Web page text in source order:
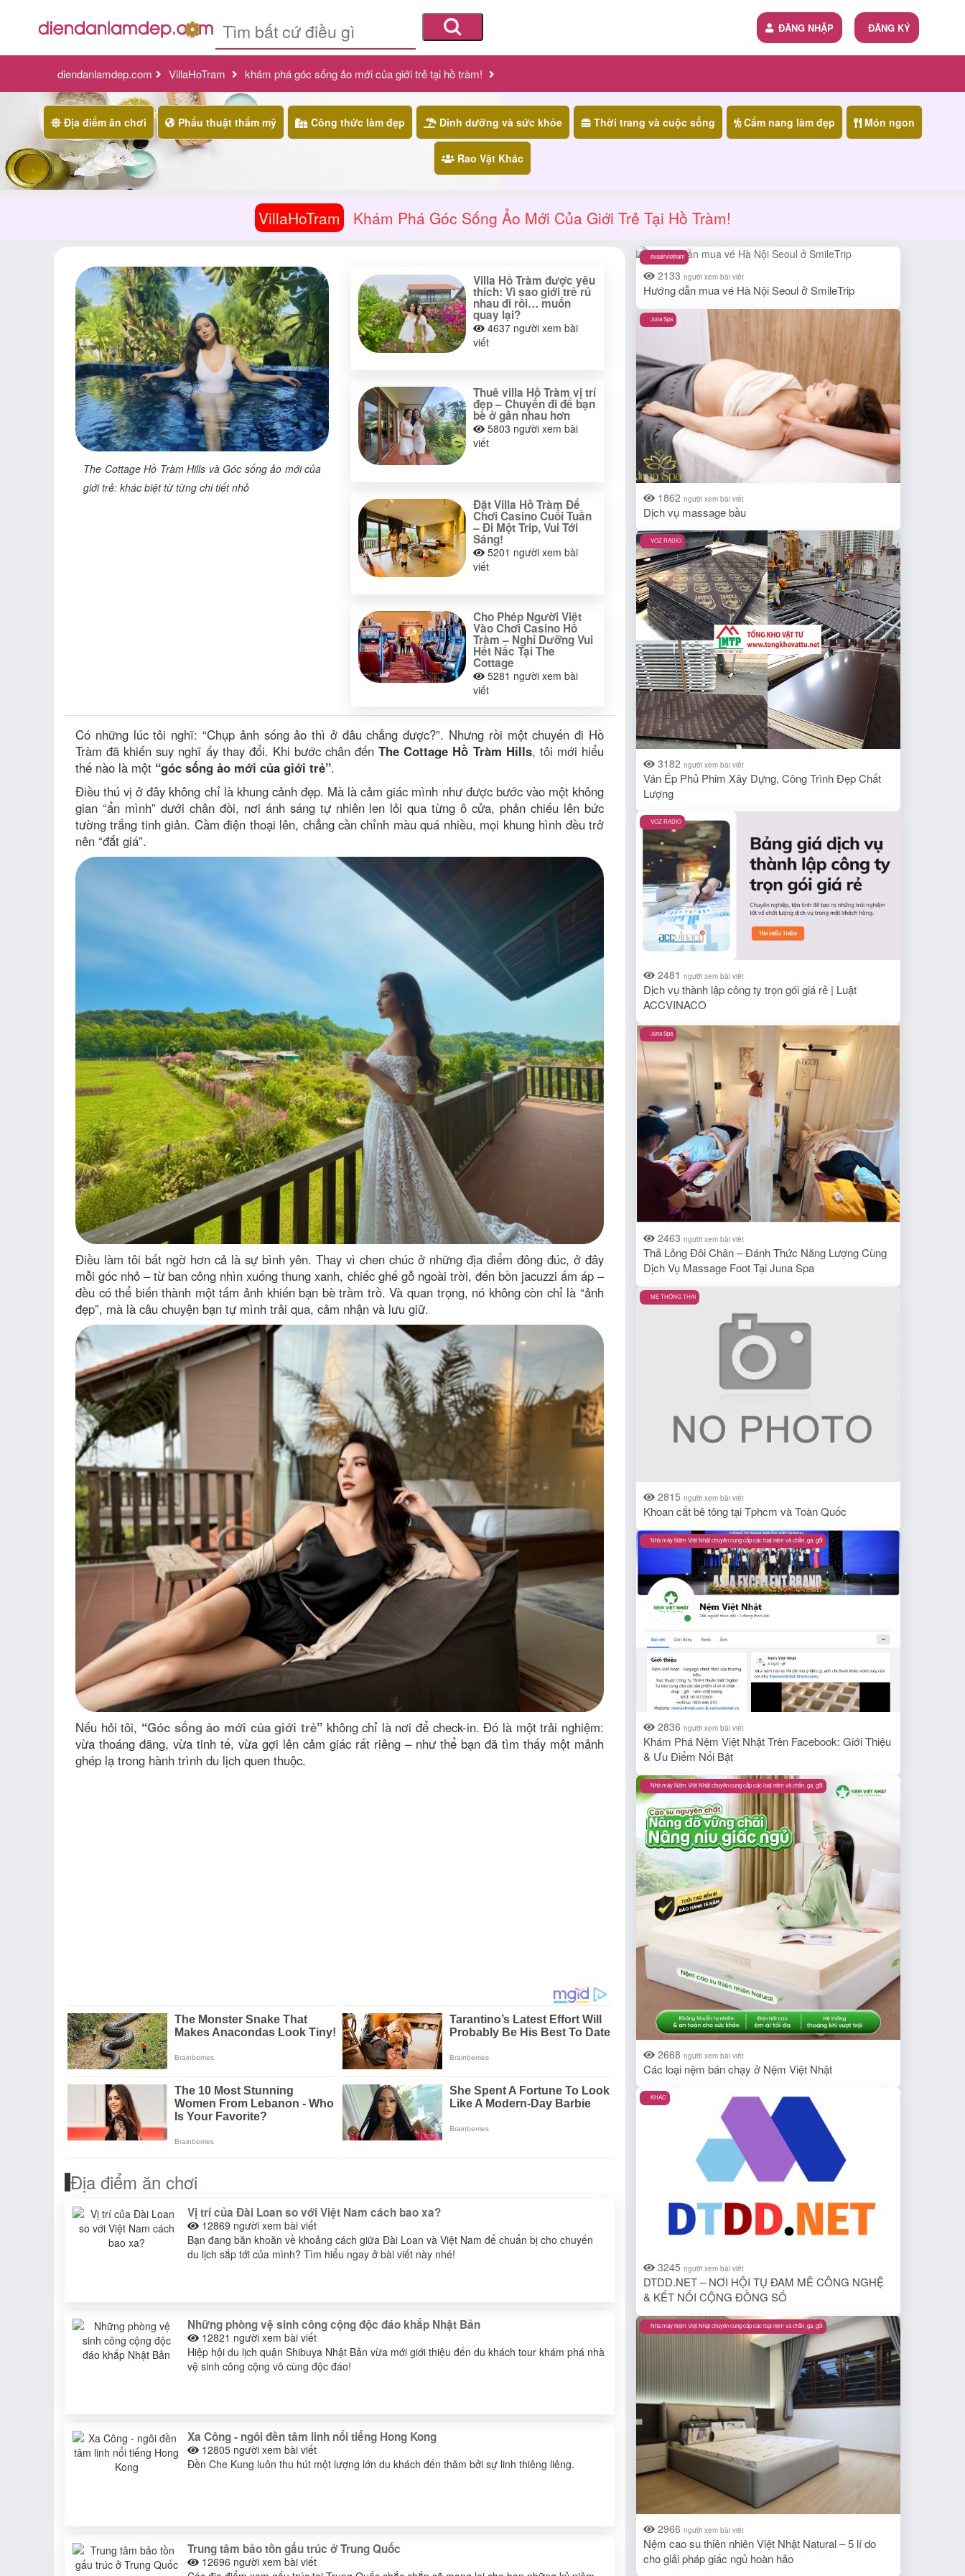
ĐĂNG KÝ
ĐĂNG NHẬP
diendanlamdep.com VillaHoTram khám phá góc sống ảo mới của giới trẻ tại hồ tràm!
Địa điểm ăn chơi Phẩu thuật thẩm mỹ Công thức làm đẹp Dinh dưỡng và sức khỏe Thời trang và cuộc sống Cẩm nang làm đẹp Món ngon
Rao Vặt Khác
VillaHoTram Khám Phá Góc Sống Ảo Mới Của Giới Trẻ Tại Hồ Tràm!
The Cottage Hồ Tràm Hills và Góc sống ảo mới của
giới trẻ: khác biệt từ từng chi tiết nhỏ
Villa Hồ Tràm được yêu
thích: Vì sao giới trẻ rủ
nhau đi rồi… muốn
quay lại?
4637 người xem bài
viết
Thuê villa Hồ Tràm vị trí
đẹp – Chuyến đi để bạn
bè ở gần nhau hơn
5803 người xem bài
viết
Đặt Villa Hồ Tràm Để
Chơi Casino Cuối Tuần
– Đi Một Trip, Vui Tới
Sáng!
5201 người xem bài
viết
Cho Phép Người Việt
Vào Chơi Casino Hồ
Tràm – Nghỉ Dưỡng Vui
Hết Nấc Tại The
Cottage
5281 người xem bài
viết
Có những lúc tôi nghĩ: “Chụp ảnh sống ảo thì ở đâu chẳng được?”. Nhưng rồi một chuyến đi Hồ
Tràm đã khiến suy nghĩ ấy thay đổi. Khi bước chân đếnThe Cottage Hồ Tràm Hills, tôi mới hiểu
thế nào là một “góc sống ảo mới của giới trẻ”.
Điều thú vị ở đây không chỉ là khung cảnh đẹp. Mà là cảm giác mình như được bước vào một không
gian “ẩn mình” dưới chân đồi, nơi ánh sáng tự nhiên len lỏi qua từng ô cửa, phản chiếu lên bức
tường trắng tinh giản. Cầm điện thoại lên, chẳng cần chỉnh màu quá nhiều, mọi khung hình đều trở
nên “đắt giá”.
Điều làm tôi bất ngờ hơn cả là sự bình yên. Thay vì chen chúc ở những địa điểm đông đúc, ở đây
mỗi góc nhỏ – từ ban công nhìn xuống thung xanh, chiếc ghế gỗ ngoài trời, đến bồn jacuzzi ấm áp –
đều có thể biến thành một tấm ảnh khiến bạn bè trầm trồ. Và quan trọng, nó không còn chỉ là “ảnh
đẹp”, mà là câu chuyện bạn tự mình trải qua, cảm nhận và lưu giữ.
Nếu hỏi tôi, “Góc sống ảo mới của giới trẻ”không chỉ là nơi để check-in. Đó là một trải nghiệm:
vừa thoáng đãng, vừa tinh tế, vừa gợi lên cảm giác rất riêng – như thể bạn đã tìm thấy một mảnh
ghép lạ trong hành trình du lịch quen thuộc.
Địa điểm ăn chơi
Vị trí của Đài Loan so với Việt Nam cách bao xa?
12869 người xem bài viết
Bạn đang băn khoăn về khoảng cách giữa Đài Loan và Việt Nam để chuẩn bị cho chuyến
du lịch sắp tới của mình? Tìm hiểu ngay ở bài viết này nhé!
Những phòng vệ sinh công cộng độc đáo khắp Nhật Bản
12821 người xem bài viết
Hiệp hội du lịch quận Shibuya Nhật Bản vừa mới giới thiệu đến du khách tour khám phá nhà
vệ sinh công cộng vô cùng độc đáo!
Xa Công - ngôi đền tâm linh nổi tiếng Hong Kong
12805 người xem bài viết
Đền Che Kung luôn thu hút một lượng lớn du khách đến thăm bởi sự linh thiêng liêng.
Trung tâm bảo tồn gấu trúc ở Trung Quốc
12696 người xem bài viết
evaairvietnam
2133 người xem bài viết
Hướng dẫn mua vé Hà Nội Seoul ở SmileTrip
Juna Spa
1862 người xem bài viết
Dịch vụ massage bầu
VOZ RADIO
3182 người xem bài viết
Ván Ép Phủ Phim Xây Dựng, Công Trình Đẹp Chất
Lượng
VOZ RADIO
2481 người xem bài viết
Dịch vụ thành lập công ty trọn gói giá rẻ | Luật
ACCVINACO
Juna Spa
2463 người xem bài viết
Thả Lỏng Đôi Chân – Đánh Thức Năng Lượng Cùng
Dịch Vụ Massage Foot Tại Juna Spa
MẸ THÔNG THAI
2815 người xem bài viết
Khoan cắt bê tông tại Tphcm và Toàn Quốc
Nhà máy Nệm Việt Nhật chuyên cung cấp các loại nệm và chăn, ga, gối
2836 người xem bài viết
Khám Phá Nệm Việt Nhật Trên Facebook: Giới Thiệu
& Ưu Điểm Nổi Bật​
Nhà máy Nệm Việt Nhật chuyên cung cấp các loại nệm và chăn, ga, gối
2668 người xem bài viết
Các loại nệm bán chạy ở Nệm Việt Nhật
KHÁC
3245 người xem bài viết
DTDD.NET – NƠI HỘI TỤ ĐAM MÊ CÔNG NGHỆ
& KẾT NỐI CỘNG ĐỒNG SỐ
Nhà máy Nệm Việt Nhật chuyên cung cấp các loại nệm và chăn, ga, gối
2966 người xem bài viết
Nệm cao su thiên nhiên Việt Nhật Natural – 5 lí do
cho giải pháp giấc ngủ hoàn hảo